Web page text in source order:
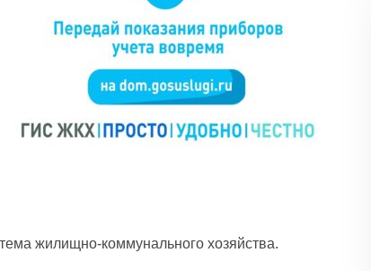
жилищно-коммунального хозяйства.